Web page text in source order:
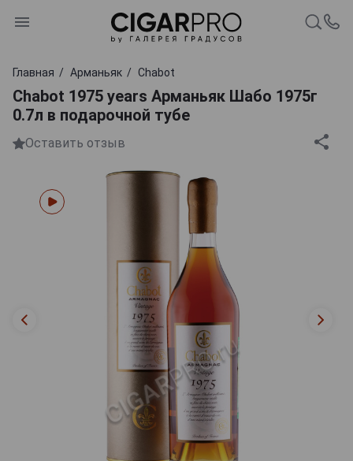
Главная Арманьяк Chabot
Chabot 1975 years Арманьяк Шабо 1975г
0.7л в подарочной тубе
Оставить отзыв